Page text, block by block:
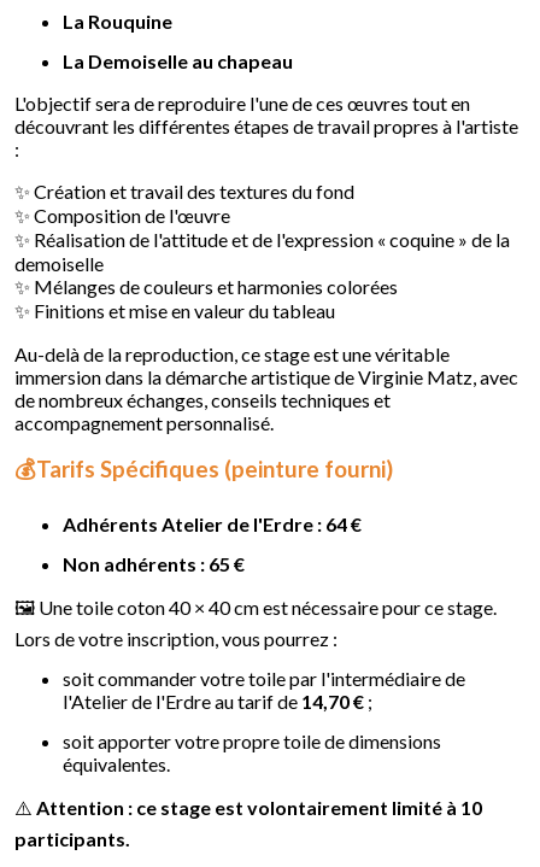
La Rouquine
La Demoiselle au chapeau
L'objectif sera de reproduire l'une de ces œuvres tout en
découvrant les différentes étapes de travail propres à l'artiste
:
✨ Création et travail des textures du fond
✨ Composition de l'œuvre
✨ Réalisation de l'attitude et de l'expression « coquine » de la
demoiselle
✨ Mélanges de couleurs et harmonies colorées
✨ Finitions et mise en valeur du tableau
Au-delà de la reproduction, ce stage est une véritable
immersion dans la démarche artistique de Virginie Matz, avec
de nombreux échanges, conseils techniques et
accompagnement personnalisé.
💰Tarifs Spécifiques (peinture fourni)
Adhérents Atelier de l'Erdre : 64 €
Non adhérents : 65 €
🖼️ Une toile coton 40 × 40 cm est nécessaire pour ce stage.
Lors de votre inscription, vous pourrez :
soit commander votre toile par l'intermédiaire de
l'Atelier de l'Erdre au tarif de 14,70 € ;
soit apporter votre propre toile de dimensions
équivalentes.
⚠️ Attention : ce stage est volontairement limité à 10
participants.